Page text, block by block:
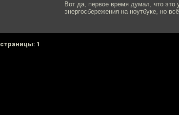
Вот да, первое время думал, что это
энергосбережения на ноутбуке, но
cтраницы: 1